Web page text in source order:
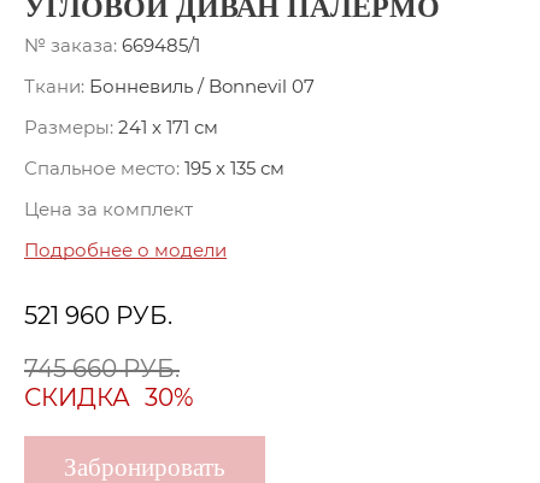
УГЛОВОЙ ДИВАН ПАЛЕРМО
№ заказа: 669485/1
Ткани: Бонневиль / Bonnevil 07
Размеры: 241 x 171 см
Спальное место: 195 x 135 см
Цена за комплект
Подробнее о модели
521 960 РУБ.
745 660 РУБ.
СКИДКА 30%
Забронировать